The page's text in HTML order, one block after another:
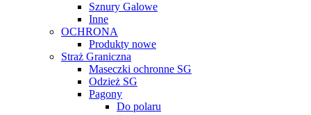
Sznury Galowe
Inne
OCHRONA
Produkty nowe
Straż Graniczna
Maseczki ochronne SG
Odzież SG
Pagony
Do polaru